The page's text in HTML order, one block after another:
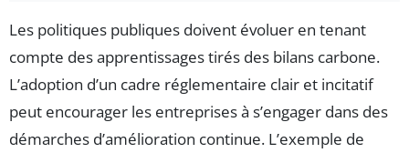
Les politiques publiques doivent évoluer en tenant
compte des apprentissages tirés des bilans carbone.
L’adoption d’un cadre réglementaire clair et incitatif
peut encourager les entreprises à s’engager dans des
démarches d’amélioration continue. L’exemple de